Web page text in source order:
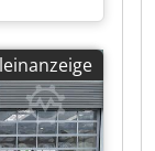
h,
5B
Kabine